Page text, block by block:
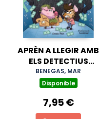
APRÈN A LLEGIR AMB
ELS DETECTIUS
POCA-ZOOLTES 7.
L'OGRE TOGRE
BENEGAS, MAR
Disponible
7,95 €